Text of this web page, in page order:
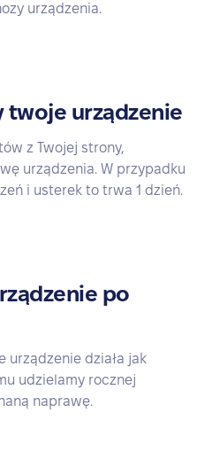
urządzenia.
twoje urządzenie
z Twojej strony,
urządzenia. W przypadku
i usterek to trwa 1 dzień.
po
urządzenie działa jak
udzielamy rocznej
naprawę.